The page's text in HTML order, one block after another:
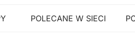
POLECANE W SIECI